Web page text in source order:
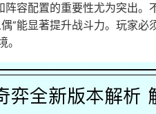
阵容配置的重要性尤为突出。
”能显著提升战斗力。玩家必